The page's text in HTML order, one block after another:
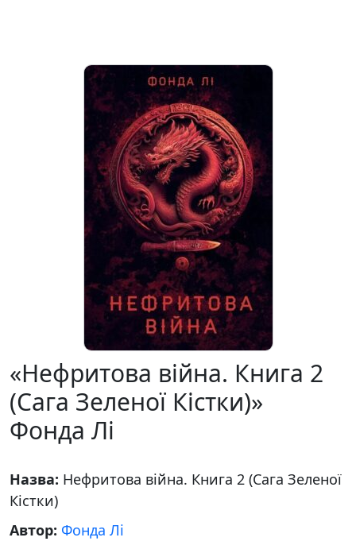
«Нефритова війна. Книга 2
(Сага Зеленої Кістки)»
Фонда Лі
Назва: Нефритова війна. Книга 2 (Сага Зеленої
Кістки)
Автор: Фонда Лі